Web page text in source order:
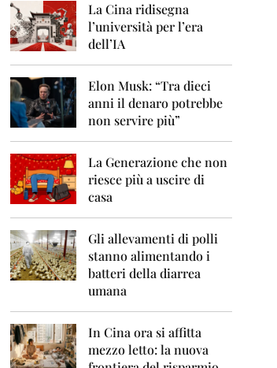
La Cina ridisegna
l’università per l’era
dell’IA
Elon Musk: “Tra dieci
anni il denaro potrebbe
non servire più”
La Generazione che non
riesce più a uscire di
casa
Gli allevamenti di polli
stanno alimentando i
batteri della diarrea
umana
In Cina ora si affitta
mezzo letto: la nuova